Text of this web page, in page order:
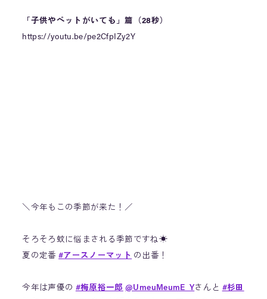
「子供やペットがいても」篇（28秒）
https://youtu.be/pe2CfpIZy2Y
＼今年もこの季節が来た！／
そろそろ蚊に悩まされる季節ですね☀
夏の定番#アースノーマット の出番！
今年は声優の #梅原裕一郎 @UmeuMeumE_Yさんと #杉田